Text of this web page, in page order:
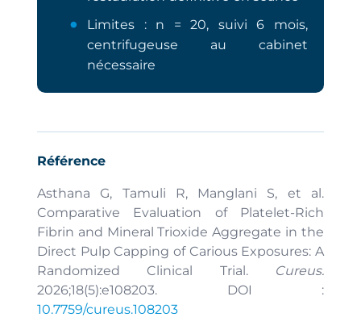
Limites : n = 20, suivi 6 mois,
centrifugeuse au cabinet
nécessaire
Référence
Asthana G, Tamuli R, Manglani S, et al.
Comparative Evaluation of Platelet-Rich
Fibrin and Mineral Trioxide Aggregate in the
Direct Pulp Capping of Carious Exposures: A
Randomized Clinical Trial.
Cureus.
2026;18(5):e108203. DOI :
10.7759/cureus.108203